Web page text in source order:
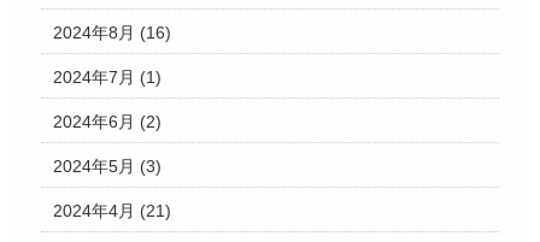
2024年8月 (16)
2024年7月 (1)
2024年6月 (2)
2024年5月 (3)
2024年4月 (21)